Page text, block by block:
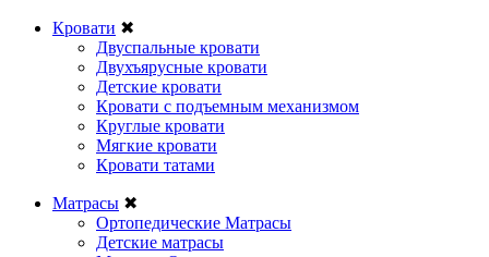
Кровати ✖
Двуспальные кровати
Двухъярусные кровати
Детские кровати
Кровати с подъемным механизмом
Круглые кровати
Мягкие кровати
Кровати татами
Матрасы ✖
Ортопедические Матрасы
Детские матрасы